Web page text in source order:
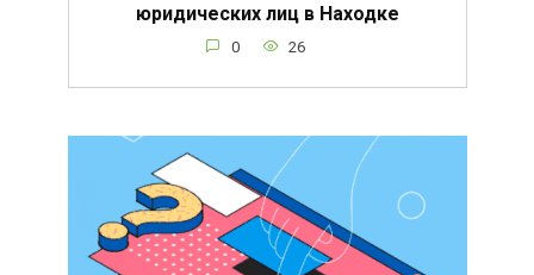
юридических лиц в Находке
0 26